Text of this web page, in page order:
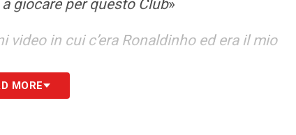
giocare per questo Club»
video in cui c’era Ronaldinho ed era il mio
molto con Teun (Koopmeiners, ndr), mi
MORE